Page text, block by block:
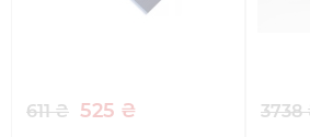
611 ₴ 525 ₴ 3738